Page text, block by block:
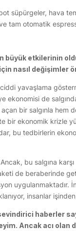
süpürgeler, hava
tam otomatik
büyük etkilerinin
nasıl değişimler
yavaşlama
ekonomisi de
bir salgınla hem
ekonomik krizle
bu tedbirlerin
bu salgına karşı
de beraberinde
uygulanmaktadır.
insanlar
haberler
Ancak acı olan